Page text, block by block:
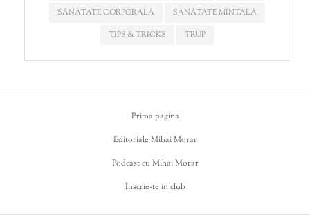
SĂNĂTATE CORPORALĂ
SĂNĂTATE MINTALĂ
TIPS & TRICKS
TRUP
Prima pagina
Editoriale Mihai Morar
Podcast cu Mihai Morar
Înscrie-te in club